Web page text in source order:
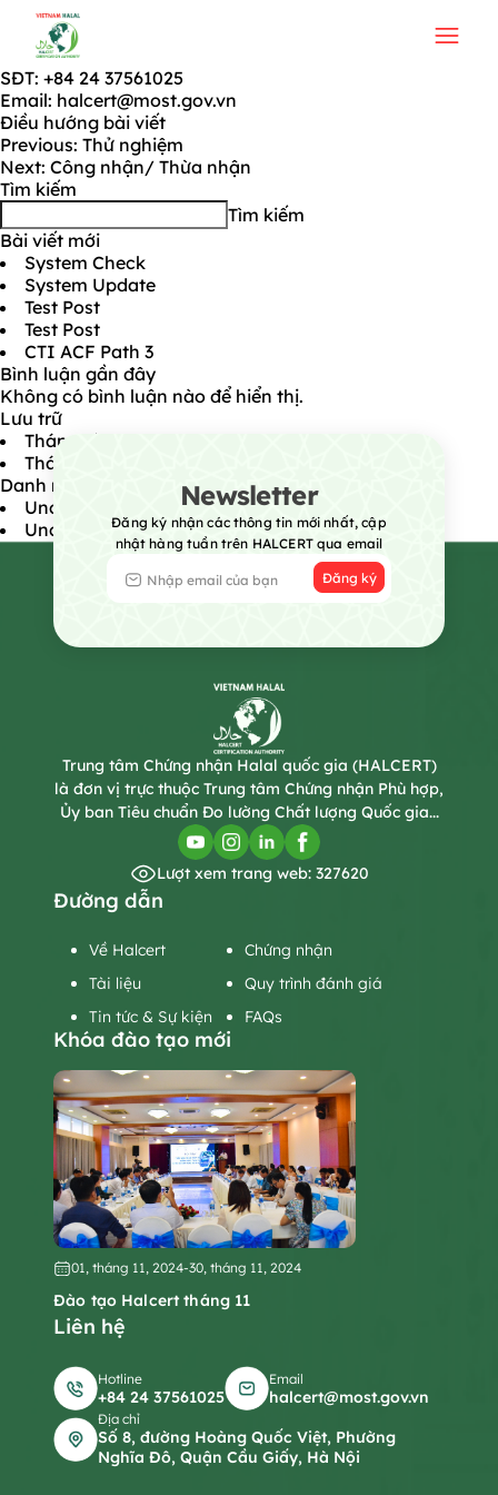
Chứng nhận
Dữ liệu đang được cập nhật
Vui lòng liên hệ Halcert để nhận dữ liệu:
SĐT: +84 24 37561025
Email: halcert@most.gov.vn
Điều hướng bài viết
Previous: Thử nghiệm
Next: Công nhận/ Thừa nhận
Tìm kiếm
Tìm kiếm
Bài viết mới
System Check
System Update
Test Post
Test Post
CTI ACF Path 3
Bình luận gần đây
Không có bình luận nào để hiển thị.
Lưu trữ
Tháng tám 2026
Tháng bảy 2026
Danh mục
Uncategorized @vi
Uncategorized
Newsletter
Đăng ký nhận các thông tin mới nhất, cập
nhật hàng tuần trên HALCERT qua email
Đăng ký
Trung tâm Chứng nhận Halal quốc gia (HALCERT)
là đơn vị trực thuộc Trung tâm Chứng nhận Phù hợp,
Ủy ban Tiêu chuẩn Đo lường Chất lượng Quốc gia...
Lượt xem trang web: 327620
Đường dẫn
Về Halcert
Chứng nhận
Tài liệu
Quy trình đánh giá
Tin tức & Sự kiện
FAQs
Khóa đào tạo mới
01, tháng 11, 2024-30, tháng 11, 2024
Đào tạo Halcert tháng 11
Liên hệ
Hotline
+84 24 37561025
Email
halcert@most.gov.vn
Địa chỉ
Số 8, đường Hoàng Quốc Việt, Phường
Nghĩa Đô, Quận Cầu Giấy, Hà Nội